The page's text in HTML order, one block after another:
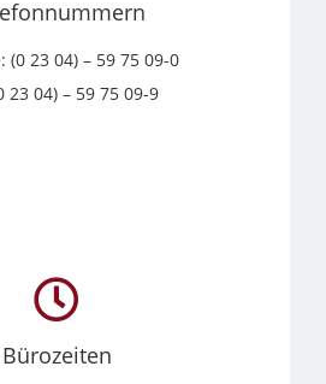
(0 23 04) – 59 75 09-0
23 04) – 59 75 09-9
Bürozeiten